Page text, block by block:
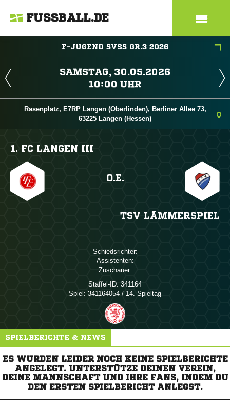
FUSSBALL.DE
F-JUGEND 5VS5 GR.3 2026
 
 
Rasenplatz, E7RP Langen (Oberlinden), Berliner Allee 73,
63225 Langen (Hessen)
1. FC LANGEN III
O.E.
TSV LÄMMERSPIEL
Schiedsrichter:
Assistenten:
Zuschauer:
Staffel-ID: 341164
Spiel: 341164054 / 14. Spieltag
SPIELBERICHTE & NEWS
ES WURDEN LEIDER NOCH KEINE SPIELBERICHTE
ANGELEGT. UNTERSTÜTZE DEINEN VEREIN,
DEINE MANNSCHAFT UND IHRE FANS, INDEM DU
DEN ERSTEN SPIELBERICHT ANLEGST.